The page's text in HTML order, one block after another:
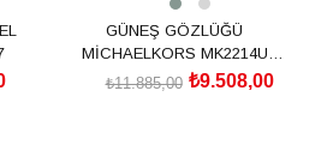
GÜNEŞ GÖZLÜĞÜ
MİCHAELKORS MK2214U
30058G56₺9.508,00
₺11.885,00